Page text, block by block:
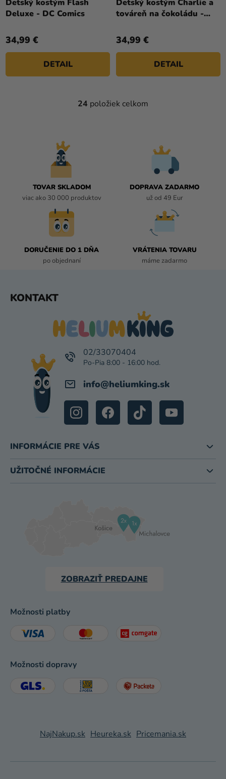
Detský kostým Flash
Deluxe - DC Comics
34,99 €
DETAIL
Detský kostým Charlie a
továreň na čokoládu -
34,99 €
DETAIL
O
U
24 položiek celkom
TOVAR SKLADOM
viac ako 30 000 produktov
DOPRAVA ZADARMO
už od 49 Eur
DORUČENIE DO 1 DŇA
po objednaní
VRÁTENIA TOVARU
máme zadarmo
KONTAKT
info@heliumking.sk
02/33070404
INFORMÁCIE PRE VÁS
UŽITOČNÉ INFORMÁCIE
ZOBRAZIŤ PREDAJNE
Možnosti platby
Možnosti dopravy
NajNakup.sk Heureka.sk Pricemania.sk